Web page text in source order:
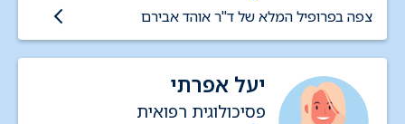
צפה בפרופיל המלא של ד"ר אוהד אבירם
יעל אפרתי
פסיכולוגית רפואית